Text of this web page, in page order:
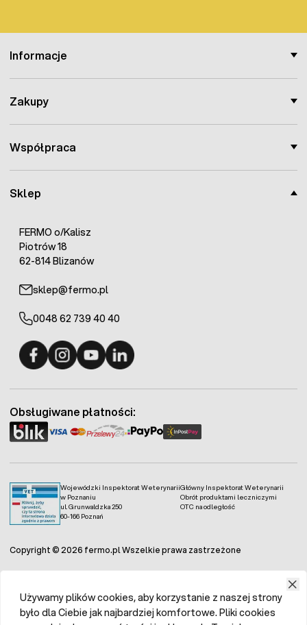
Sklep
FERMO o/Kalisz
Piotrów 18
62-814 Blizanów
sklep@fermo.pl
0048 62 739 40 40
Informacje
Zakupy
Współpraca
Wojewódzki Inspektorat Weterynarii
w Poznaniu
ul. Grunwaldzka 250
60-166 Poznań
Główny Inspektorat Weterynarii
Obrót produktami leczniczymi
OTC na odległość
Obsługiwane płatności:
Copyright © 2026 fermo.pl Wszelkie prawa zastrzeżone
Używamy plików cookies, aby korzystanie z naszej strony
było dla Ciebie jak najbardziej komfortowe. Pliki cookies